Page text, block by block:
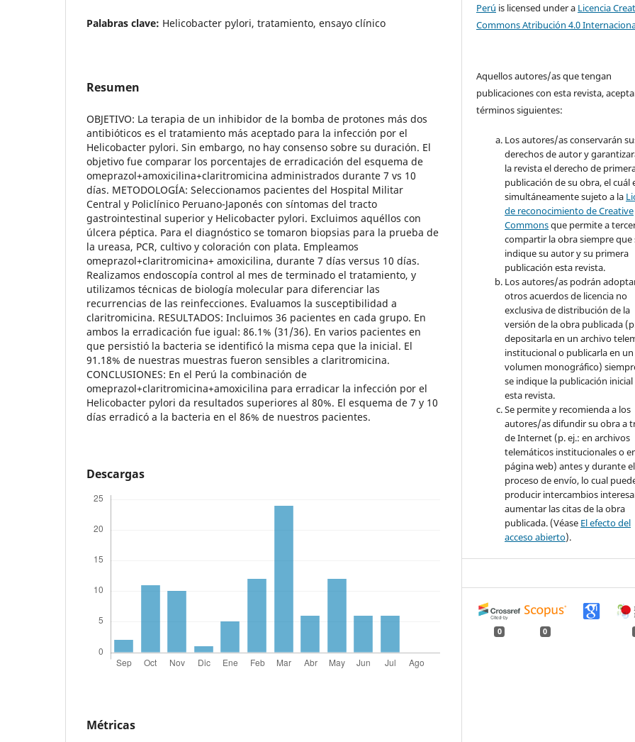
Palabras clave: Helicobacter pylori, tratamiento, ensayo clínico
Resumen
OBJETIVO: La terapia de un inhibidor de la bomba de protones más dos
antibióticos es el tratamiento más aceptado para la infección por el
Helicobacter pylori. Sin embargo, no hay consenso sobre su duración. El
objetivo fue comparar los porcentajes de erradicación del esquema de
omeprazol+amoxicilina+claritromicina administrados durante 7 vs 10
días. METODOLOGÍA: Seleccionamos pacientes del Hospital Militar
Central y Policlínico Peruano-Japonés con síntomas del tracto
gastrointestinal superior y Helicobacter pylori. Excluimos aquéllos con
úlcera péptica. Para el diagnóstico se tomaron biopsias para la prueba de
la ureasa, PCR, cultivo y coloración con plata. Empleamos
omeprazol+claritromicina+ amoxicilina, durante 7 días versus 10 días.
Realizamos endoscopía control al mes de terminado el tratamiento, y
utilizamos técnicas de biología molecular para diferenciar las
recurrencias de las reinfecciones. Evaluamos la susceptibilidad a
claritromicina. RESULTADOS: Incluimos 36 pacientes en cada grupo. En
ambos la erradicación fue igual: 86.1% (31/36). En varios pacientes en
que persistió la bacteria se identificó la misma cepa que la inicial. El
91.18% de nuestras muestras fueron sensibles a claritromicina.
CONCLUSIONES: En el Perú la combinación de
omeprazol+claritromicina+amoxicilina para erradicar la infección por el
Helicobacter pylori da resultados superiores al 80%. El esquema de 7 y 10
días erradicó a la bacteria en el 86% de nuestros pacientes.
Descargas
Métricas
Perú is licensed under a Licencia
Commons Atribución 4.0
Aquellos autores/as que tengan
publicaciones con esta revista,
términos siguientes:
Los autores/as conservarán
derechos de autor y
la revista el derecho de
publicación de su obra, el cuál
simultáneamente sujeto a la
de reconocimiento de Creative
Commonsque permite a
compartir la obra siempre que
indique su autor y su primera
publicación esta revista.
Los autores/as podrán
otros acuerdos de licencia no
exclusiva de distribución de la
versión de la obra publicada
depositarla en un archivo
institucional o publicarla en un
volumen monográfico)
se indique la publicación inicial
esta revista.
Se permite y recomienda a los
autores/as difundir su obra a
de Internet (p. ej.: en archivos
telemáticos institucionales o
página web) antes y durante el
proceso de envío, lo cual
producir intercambios
aumentar las citas de la obra
publicada. (Véase El efecto del
acceso abierto).
0 0